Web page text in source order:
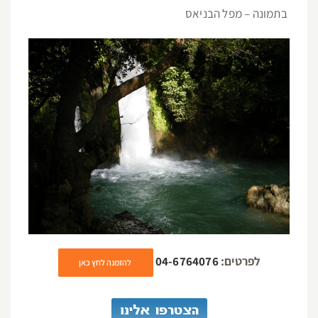
בתמונה – מפל הבניאס
לפרטים:04-6764076 להזמנה לחץ כאן